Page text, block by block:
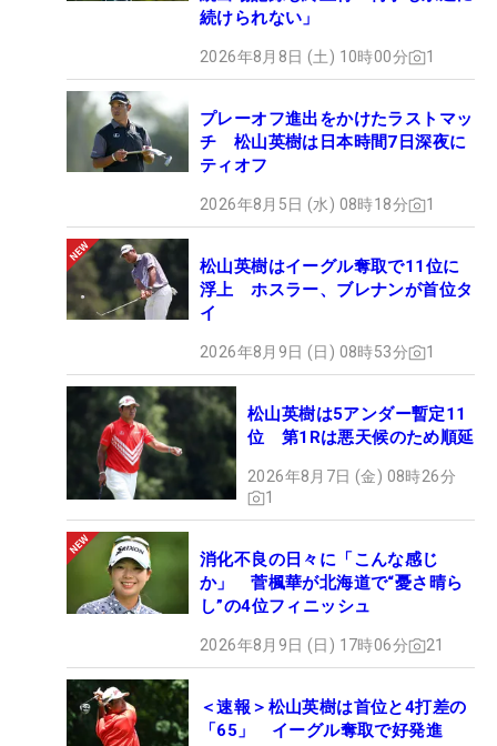
続けられない」
2026年8月8日 (土) 10時00分 1
プレーオフ進出をかけたラストマッ
チ 松山英樹は日本時間7日深夜に
ティオフ
2026年8月5日 (水) 08時18分 1
松山英樹はイーグル奪取で11位に
浮上 ホスラー、ブレナンが首位タ
イ
2026年8月9日 (日) 08時53分 1
松山英樹は5アンダー暫定11
位 第1Rは悪天候のため順延
2026年8月7日 (金) 08時26分
1
消化不良の日々に「こんな感じ
か」 菅楓華が北海道で“憂さ晴ら
し”の4位フィニッシュ
2026年8月9日 (日) 17時06分 21
＜速報＞松山英樹は首位と4打差の
「65」 イーグル奪取で好発進